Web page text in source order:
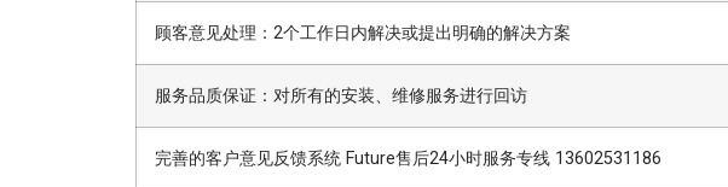
顾客意见处理：2个工作日内解决或提出明确的解决方案
服务品质保证：对所有的安装、维修服务进行回访
完善的客户意见反馈系统 Future售后24小时服务专线 13602531186